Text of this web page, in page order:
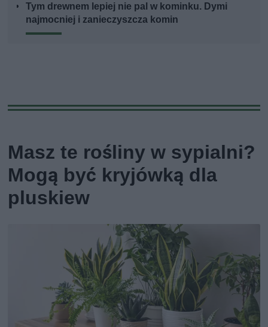
Tym drewnem lepiej nie pal w kominku. Dymi
najmocniej i zanieczyszcza komin
Masz te rośliny w sypialni?
Mogą być kryjówką dla
pluskiew